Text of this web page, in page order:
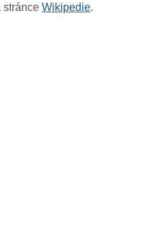
stránce Wikipedie.